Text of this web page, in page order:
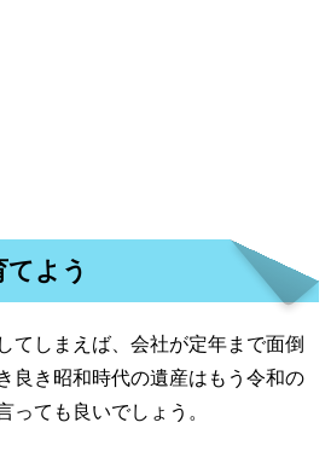
よう
てしまえば、会社が定年まで面倒
良き昭和時代の遺産はもう令和の
っても良いでしょう。